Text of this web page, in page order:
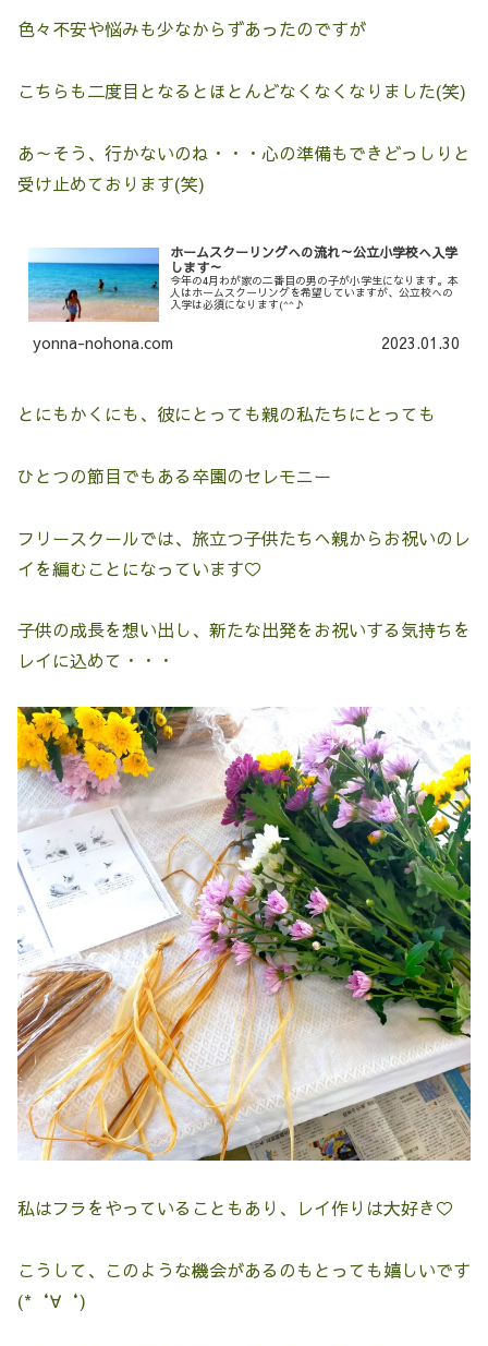
色々不安や悩みも少なからずあったのですが
こちらも二度目となるとほとんどなくなくなりました(笑)
あ～そう、行かないのね・・・心の準備もできどっしりと
受け止めております(笑)
ホームスクーリングへの流れ～公立小学校へ入学
します～
今年の4月わが家の二番目の男の子が小学生になります。本
人はホームスクーリングを希望していますが、公立校への
入学は必須になります(^^♪
yonna-nohona.com 2023.01.30
とにもかくにも、彼にとっても親の私たちにとっても
ひとつの節目でもある卒園のセレモニー
フリースクールでは、旅立つ子供たちへ親からお祝いのレ
イを編むことになっています♡
子供の成長を想い出し、新たな出発をお祝いする気持ちを
レイに込めて・・・
私はフラをやっていることもあり、レイ作りは大好き♡
こうして、このような機会があるのもとっても嬉しいです
(*‘∀‘)